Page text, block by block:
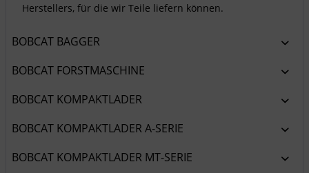
Herstellers, für die wir Teile liefern können.
BOBCAT BAGGER
BOBCAT FORSTMASCHINE
BOBCAT KOMPAKTLADER
BOBCAT KOMPAKTLADER A-SERIE
BOBCAT KOMPAKTLADER MT-SERIE